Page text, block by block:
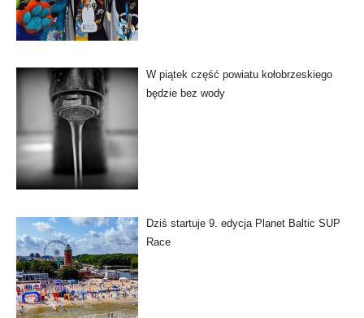
W piątek część powiatu kołobrzeskiego
będzie bez wody
Dziś startuje 9. edycja Planet Baltic SUP
Race